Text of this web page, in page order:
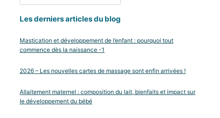
Les derniers articles du blog
Mastication et développement de l’enfant : pourquoi tout
commence dès la naissance -1
2026 – Les nouvelles cartes de massage sont enfin arrivées !
Allaitement maternel : composition du lait, bienfaits et impact sur
le développement du bébé